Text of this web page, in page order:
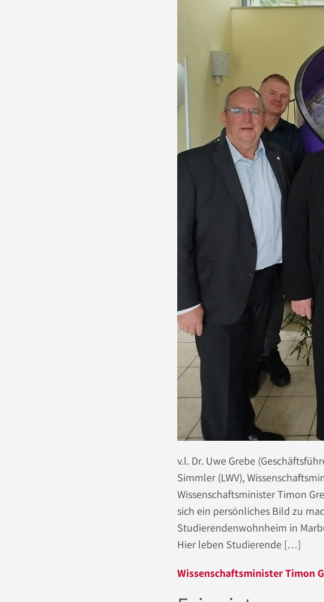
v.l. Dr. Uwe Grebe
Simmler (LWV),
Wissenschaftsminister Timon
sich ein persönliches Bild zu
Studierendenwohnheim in
Hier leben Studierende […]
Wissenschaftsminister Timon